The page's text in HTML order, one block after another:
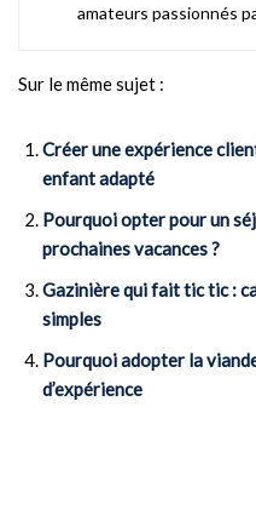
amateurs passionnés
Sur le même sujet :
Créer une expérience
enfant adapté
Pourquoi opter pour un
prochaines vacances ?
Gazinière qui fait tic tic :
simples
Pourquoi adopter la
d’expérience